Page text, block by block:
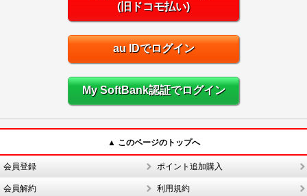
(旧ドコモ払い)
au IDでログイン
My SoftBank認証でログイン
▲ このページのトップへ
会員登録 ポイント追加購入
会員解約 利用規約